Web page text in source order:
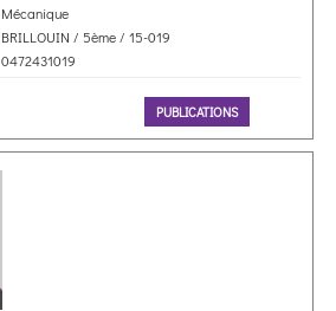
Mécanique
BRILLOUIN / 5ème / 15-019
0472431019
PUBLICATIONS